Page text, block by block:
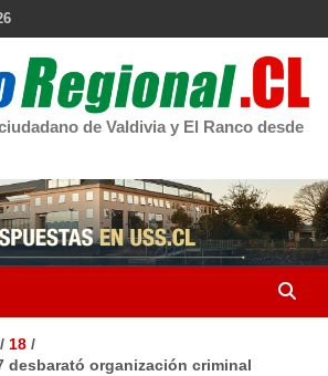
de Valdivia y El Ranco desde
18
desbarató organización criminal